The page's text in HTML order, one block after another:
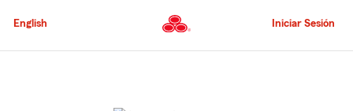
al
principal
English Iniciar Sesión